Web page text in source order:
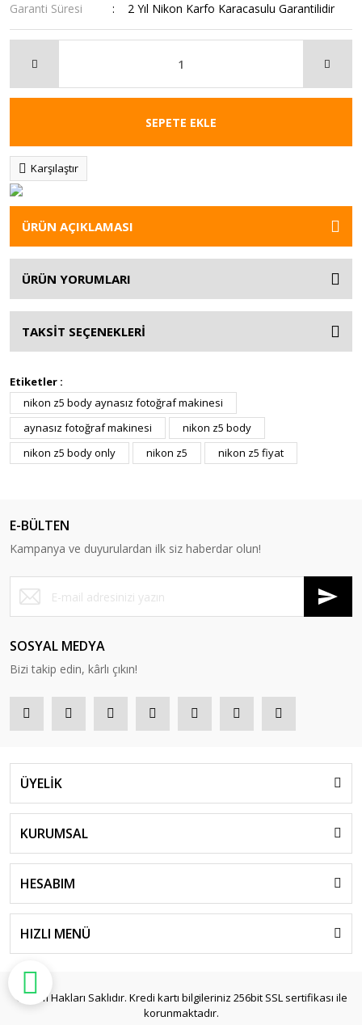
Garanti Süresi
2 Yıl Nikon Karfo Karacasulu Garantilidir
SEPETE EKLE
Karşılaştır
ÜRÜN AÇIKLAMASI
ÜRÜN YORUMLARI
TAKSİT SEÇENEKLERİ
Etiketler :
nikon z5 body aynasız fotoğraf makinesi
aynasız fotoğraf makinesi
nikon z5 body
nikon z5 body only
nikon z5 nikon z5 fiyat
E-BÜLTEN
Kampanya ve duyurulardan ilk siz haberdar olun!
SOSYAL MEDYA
Bizi takip edin, kârlı çıkın!
ÜYELİK
KURUMSAL
HESABIM
HIZLI MENÜ
© Tüm Hakları Saklıdır. Kredi kartı bilgileriniz 256bit SSL sertifikası ile
korunmaktadır.